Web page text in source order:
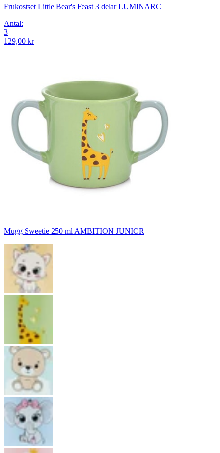
Frukostset Little Bear's Feast 3 delar LUMINARC
Antal:
3
129,00 kr
Mugg Sweetie 250 ml AMBITION JUNIOR